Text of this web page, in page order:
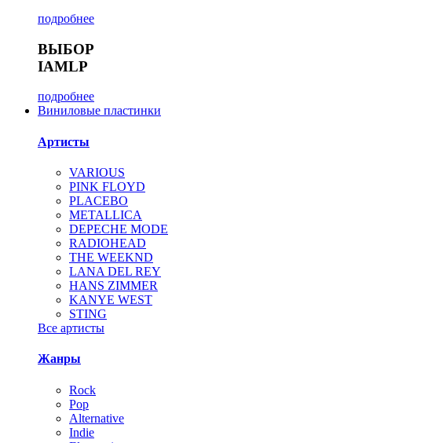
подробнее
ВЫБОР
IAMLP
подробнее
Виниловые пластинки
Артисты
VARIOUS
PINK FLOYD
PLACEBO
METALLICA
DEPECHE MODE
RADIOHEAD
THE WEEKND
LANA DEL REY
HANS ZIMMER
KANYE WEST
STING
Все артисты
Жанры
Rock
Pop
Alternative
Indie